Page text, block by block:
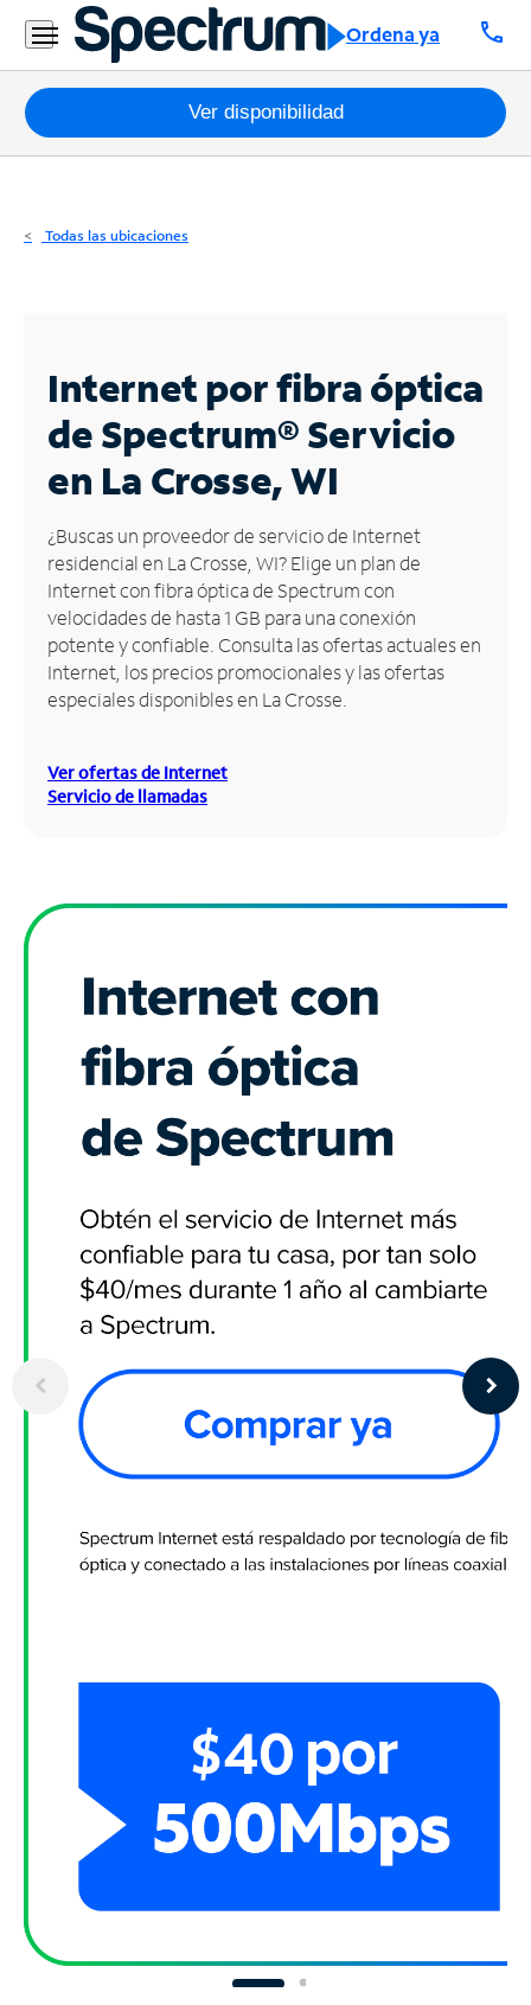
Ordena ya call
Residencial
Business
Paquetes
Internet
Business
Contáctanos
Inglés
Administrar
cuenta
Encuentra
una
tienda
Ver disponibilidad
Todas las ubicaciones
Internet por fibra óptica
de Spectrum®Servicio
en La Crosse, WI
¿Buscas un proveedor de servicio de Internet
residencial en La Crosse, WI? Elige un plan de
Internet con fibra óptica de Spectrum con
velocidades de hasta 1 GB para una conexión
potente y confiable. Consulta las ofertas actuales en
Internet, los precios promocionales y las ofertas
especiales disponibles en La Crosse.
Ver ofertas de Internet
Servicio de llamadas